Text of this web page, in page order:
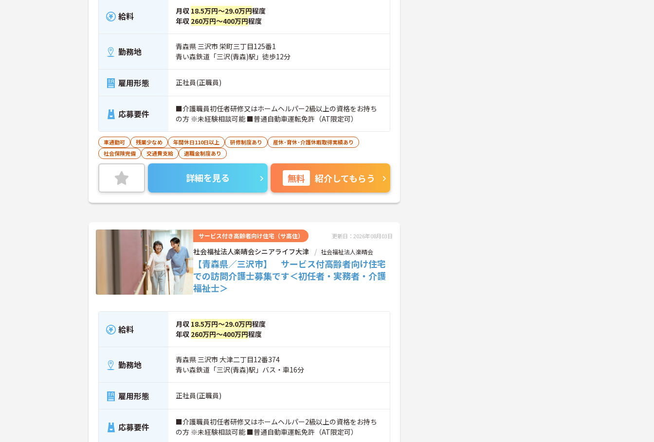
給料 月収 18.5万円～29.0万円程度
年収 260万円～400万円程度
勤務地
青森県 三沢市 栄町三丁目125番1
青い森鉄道「三沢(青森)駅」徒歩12分
雇用形態 正社員(正職員)
応募要件
■介護職員初任者研修又はホームヘルパー2級以上の資格をお持ち
の方 ※未経験相談可能 ■普通自動車運転免許（AT限定可）
車通勤可 残業少なめ 年間休日110日以上 研修制度あり
産休･育休･介護休暇取得実績あり
社会保険完備
交通費支給 退職金制度あり
詳細を見る 無料 紹介してもらう
サービス付き高齢者向け住宅（サ高住） 更新日：2026年08月03日
社会福祉法人楽晴会シニアライフ大津 社会福祉法人楽晴会
【青森県／三沢市】 サービス付高齢者向け住宅
での訪問介護士募集です＜初任者・実務者・介護
福祉士＞
給料 月収 18.5万円～29.0万円程度
年収 260万円～400万円程度
勤務地
青森県 三沢市 大津二丁目12番374
青い森鉄道「三沢(青森)駅」バス・車16分
雇用形態 正社員(正職員)
応募要件
■介護職員初任者研修又はホームヘルパー2級以上の資格をお持ち
の方 ※未経験相談可能 ■普通自動車運転免許（AT限定可）